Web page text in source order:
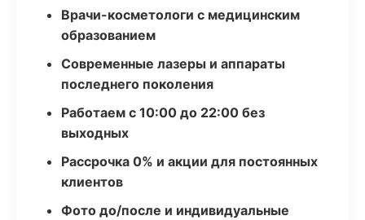
Врачи-косметологи с медицинским
образованием
Современные лазеры и аппараты
последнего поколения
Работаем с 10:00 до 22:00 без
выходных
Рассрочка 0% и акции для постоянных
клиентов
Фото до/после и индивидуальные